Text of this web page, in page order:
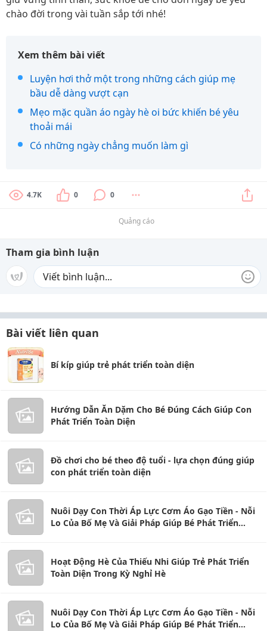
chào đời trong vài tuần sắp tới nhé!
Xem thêm bài viết
Luyện hơi thở một trong những cách giúp mẹ
bầu dễ dàng vượt cạn
Mẹo mặc quần áo ngày hè oi bức khiến bé yêu
thoải mái
Có những ngày chẳng muốn làm gì
4.7K 0 0
Quảng cáo
Tham gia bình luận
Bài viết liên quan
Bí kíp giúp trẻ phát triển toàn diện
Hướng Dẫn Ăn Dặm Cho Bé Đúng Cách Giúp Con
Phát Triển Toàn Diện
Đồ chơi cho bé theo độ tuổi - lựa chọn đúng giúp
con phát triển toàn diện
Nuôi Dạy Con Thời Áp Lực Cơm Áo Gạo Tiền - Nỗi
Lo Của Bố Mẹ Và Giải Pháp Giúp Bé Phát Triển
Hoạt Động Hè Của Thiếu Nhi Giúp Trẻ Phát Triển
Toàn Diện Trong Kỳ Nghỉ Hè
Nuôi Dạy Con Thời Áp Lực Cơm Áo Gạo Tiền - Nỗi
Lo Của Bố Mẹ Và Giải Pháp Giúp Bé Phát Triển